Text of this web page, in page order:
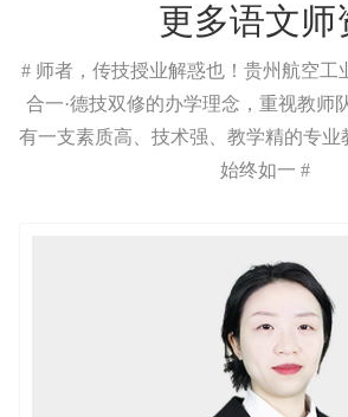
更多语文师
# 师者，传技授业解惑也！贵州航空工
合一·德技双修的办学理念，重视教师
有一支素质高、技术强、教学精的专业
始终如一 #